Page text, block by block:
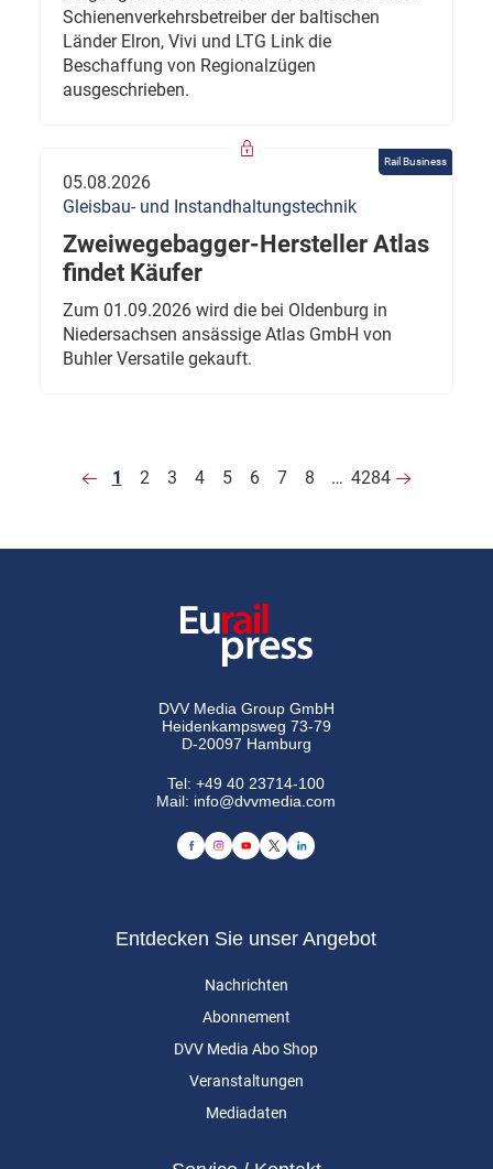
Schienenverkehrsbetreiber der baltischen
Länder Elron, Vivi und LTG Link die
Beschaffung von Regionalzügen
ausgeschrieben.
Rail Business
05.08.2026
Gleisbau- und Instandhaltungstechnik
Zweiwegebagger-Hersteller Atlas
findet Käufer
Zum 01.09.2026 wird die bei Oldenburg in
Niedersachsen ansässige Atlas GmbH von
Buhler Versatile gekauft.
1 2 3 4 5 6 7 8 … 4284
DVV Media Group GmbH
Heidenkampsweg 73-79
D-20097 Hamburg
Tel:+49 40 23714-100
Mail: info@dvvmedia.com
Entdecken Sie unser Angebot
Nachrichten
Abonnement
DVV Media Abo Shop
Veranstaltungen
Mediadaten